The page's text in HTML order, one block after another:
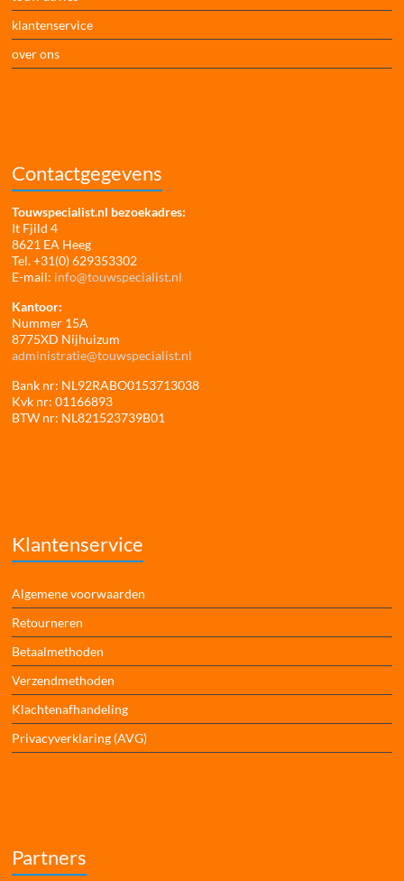
klantenservice
over ons
Contactgegevens
Touwspecialist.nl bezoekadres:
It Fjild 4
8621 EA Heeg
Tel. +31(0) 629353302
E-mail: info@touwspecialist.nl
Kantoor:
Nummer 15A
8775XD Nijhuizum
administratie@touwspecialist.nl
Bank nr: NL92RABO0153713038
Kvk nr: 01166893
BTW nr: NL821523739B01
Klantenservice
Algemene voorwaarden
Retourneren
Betaalmethoden
Verzendmethoden
Klachtenafhandeling
Privacyverklaring (AVG)
Partners